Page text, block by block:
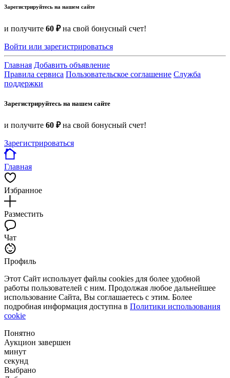
Зарегистрируйтесь на нашем сайте
и получите 60 ₽на свой бонусный счет!
Войти или зарегистрироваться
Главная Добавить объявление
Правила сервиса Пользовательское соглашение Служба
поддержки
Зарегистрируйтесь на нашем сайте
и получите 60 ₽на свой бонусный счет!
Зарегистрироваться
Главная
Избранное
Разместить
Чат
Профиль
Этот Сайт использует файлы cookies для более удобной
работы пользователей с ним. Продолжая любое дальнейшее
использование Сайта, Вы соглашаетесь с этим. Более
подробная информация доступна в Политики использования
cookie
Понятно
Аукцион завершен
минут
секунд
Выбрано